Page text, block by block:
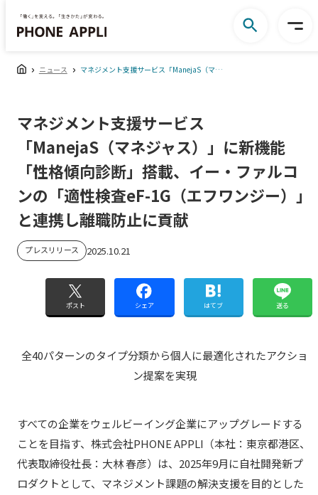
ニュース マネジメント支援サービス「ManejaS（マネジャス）」に新機能「性格傾向診断」搭載、イー・ファルコンの「適性検査eF-1G（エフワンジー）」と連携し離職防止に貢献
マネジメント支援サービス
「ManejaS（マネジャス）」に新機能
「性格傾向診断」搭載、イー・ファルコ
ンの「適性検査eF-1G（エフワンジー）」
と連携し離職防止に貢献
プレスリリース 2025.10.21
ポスト シェア はてブ 送る
全40パターンのタイプ分類から個人に最適化されたアクショ
ン提案を実現
すべての企業をウェルビーイング企業にアップグレードする
ことを目指す、株式会社PHONE APPLI（本社：東京都港区、
代表取締役社長：大林 春彦）は、2025年9月に自社開発新プ
ロダクトとして、マネジメント課題の解決支援を目的とした